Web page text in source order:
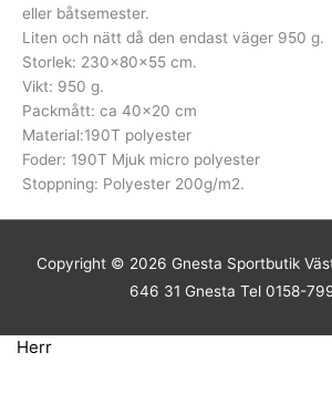
eller båtsemester.
Liten och nätt då den endast väger 950 g.
Storlek: 230x80x55 cm.
Vikt: 950 g.
Packmått: ca 40×20 cm
Material:190T polyester
Foder: 190T Mjuk micro polyester
Stoppning: Polyester 200g/m2.
Copyright © 2026 Gnesta Sportbutik
646 31 Gnesta Tel 0158-
Herr